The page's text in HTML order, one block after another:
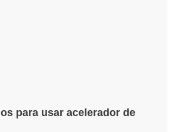
para usar acelerador de